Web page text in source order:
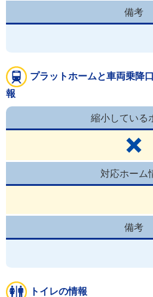
備考
プラットホームと車両乗降
報
縮小している
対応ホーム
備考
トイレの情報